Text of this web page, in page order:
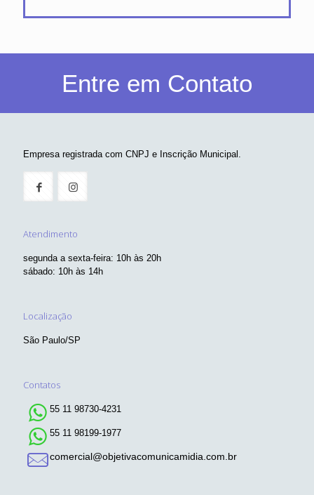
Entre em Contato
Empresa registrada com CNPJ e Inscrição Municipal.
Atendimento
segunda a sexta-feira: 10h às 20h
sábado: 10h às 14h
Localização
São Paulo/SP
Contatos
55 11 98730-4231
55 11 98199-1977
comercial@objetivacomunicamidia.com.br